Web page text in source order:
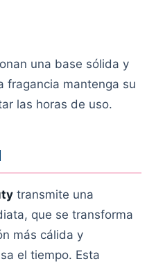
una base sólida y
fragancia mantenga su
las horas de uso.
transmite una
que se transforma
más cálida y
el tiempo. Esta